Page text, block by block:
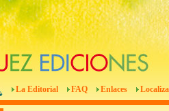
La Editorial FAQ Enlaces